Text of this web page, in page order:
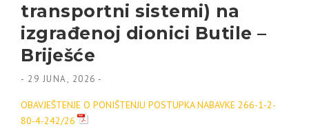
transportni sistemi) na
izgrađenoj dionici Butile –
Briješće
- 29 JUNA, 2026 -
OBAVJEŠTENJE O PONIŠTENJU POSTUPKA NABAVKE 266-1-2-
80-4-242/26